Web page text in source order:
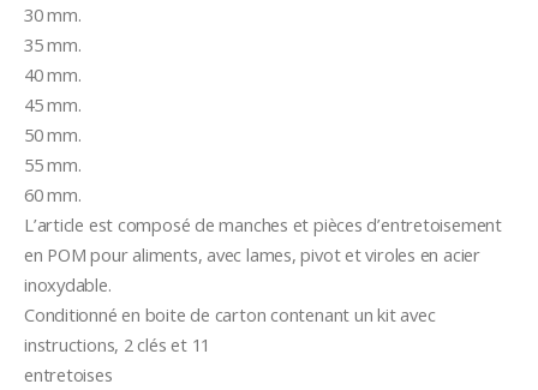
30 mm.
35 mm.
40 mm.
45 mm.
50 mm.
55 mm.
60 mm.
L’article est composé de manches et pièces d’entretoisement
en POM pour aliments, avec lames, pivot et viroles en acier
inoxydable.
Conditionné en boite de carton contenant un kit avec
instructions, 2 clés et 11
entretoises